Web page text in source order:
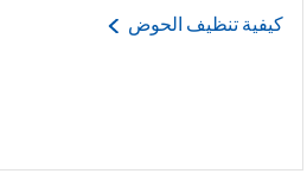
كيفية تنظيف الحوض